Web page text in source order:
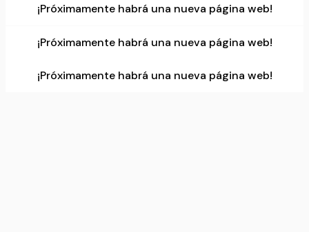
¡Próximamente habrá una nueva página web!
¡Próximamente habrá una nueva página web!
¡Próximamente habrá una nueva página web!